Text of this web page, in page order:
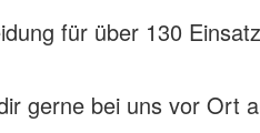
für über 130
gerne bei uns vor Ort